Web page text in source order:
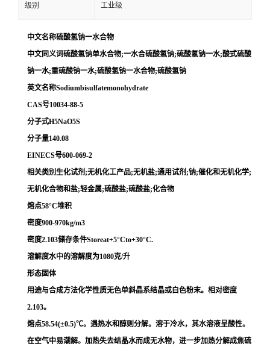
级别 工业级
中文名称硫酸氢钠一水合物
中文同义词硫酸氢钠单水合物;一水合硫酸氢钠;硫酸氢钠一水;酸式硫酸
钠一水;重硫酸钠一水;硫酸氢钠一水合物;硫酸氢钠
英文名称Sodiumbisulfatemonohydrate
CAS号10034-88-5
分子式H5NaO5S
分子量140.08
EINECS号600-069-2
相关类别生化试剂;无机化工产品;无机盐;通用试剂;钠;催化和无机化学;
无机化合物和盐;轻金属;硫酸盐;硫酸盐;化合物
熔点58°C堆积
密度900-970kg/m3
密度2.103储存条件Storeat+5°Cto+30°C.
溶解度水中的溶解度为1080克/升
形态固体
用途与合成方法化学性质无色单斜晶系结晶或白色粉末。相对密度
2.103。
熔点58.54(±0.5)℃。遇热水和醇则分解。溶于冷水，其水溶液呈酸性。
在空气中易潮解。加热失去结晶水而成无水物，进一步加热分解成焦硫